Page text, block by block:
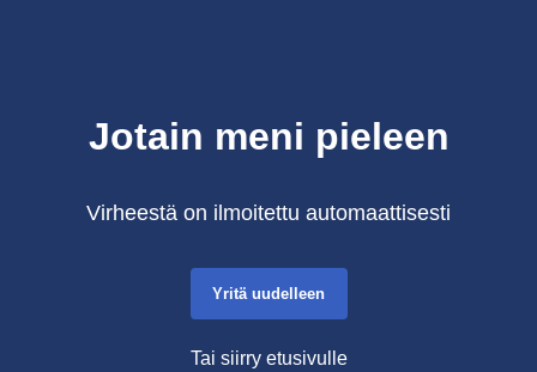
Jotain meni pieleen
Virheestä on ilmoitettu automaattisesti
Yritä uudelleen
Tai siirry etusivulle